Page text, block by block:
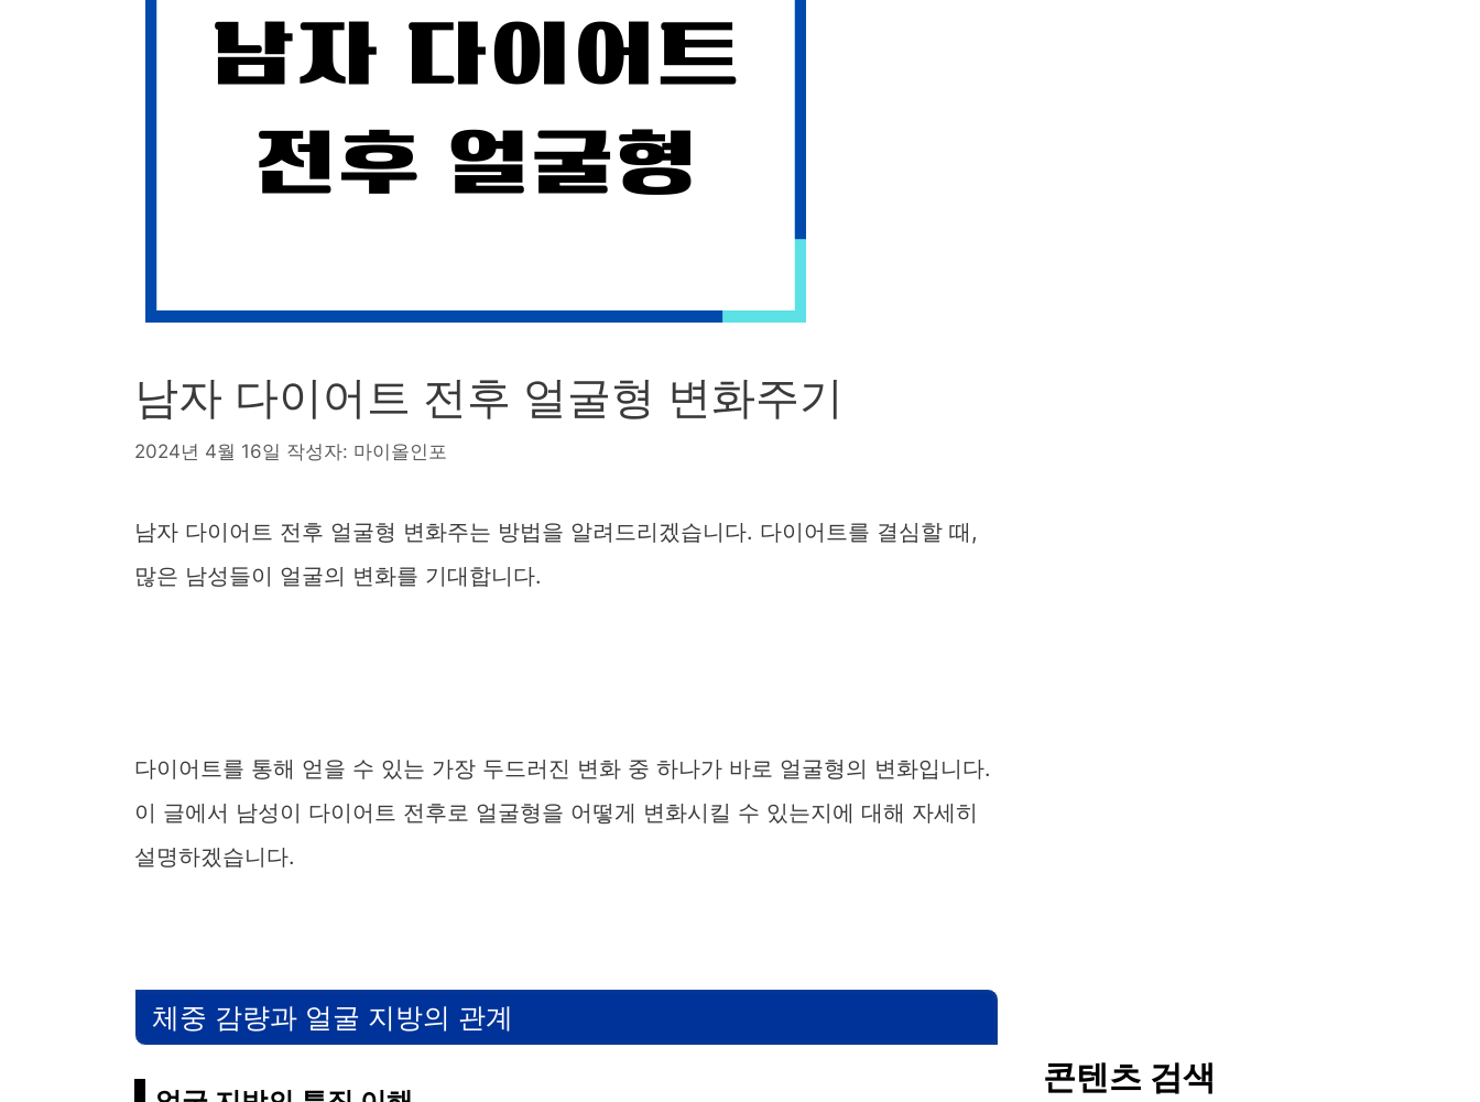
남자 다이어트 전후 얼굴형 변화주기
2024년 4월 16일 작성자: 마이올인포
남자 다이어트 전후 얼굴형 변화주는 방법을 알려드리겠습니다. 다이어트를 결심할 때,
많은 남성들이 얼굴의 변화를 기대합니다.
다이어트를 통해 얻을 수 있는 가장 두드러진 변화 중 하나가 바로 얼굴형의 변화입니다.
이 글에서 남성이 다이어트 전후로 얼굴형을 어떻게 변화시킬 수 있는지에 대해 자세히
설명하겠습니다.
체중 감량과 얼굴 지방의 관계
콘텐츠 검색